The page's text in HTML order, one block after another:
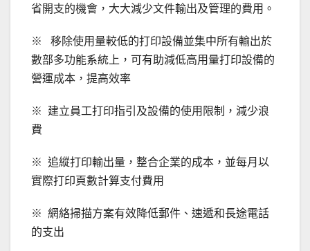
省開支的機會，大大減少文件輸出及管理的費用。
※ 移除使用量較低的打印設備並集中所有輸出於
數部多功能系統上，可有助減低高用量打印設備的
營運成本，提高效率
※ 建立員工打印指引及設備的使用限制，減少浪
費
※ 追縱打印輸出量，整合企業的成本，並每月以
實際打印頁數計算支付費用
※ 網絡掃描方案有效降低郵件、速遞和長途電話
的支出